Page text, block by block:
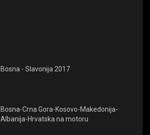
Bosna - Slavonija 2017
Bosna-Crna Gora-Kosovo-Makedonija-
Albanija-Hrvatska na motoru